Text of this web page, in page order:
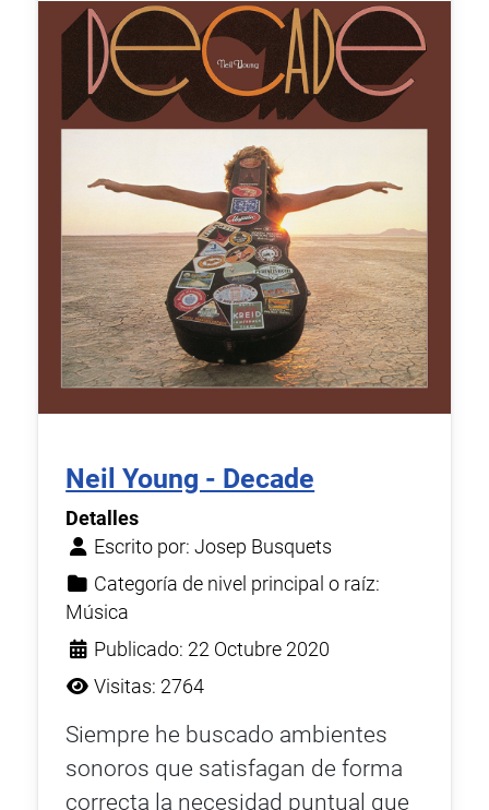
Neil Young - Decade
Detalles
Escrito por:Josep Busquets
Categoría de nivel principal o raíz:
Música
Publicado: 22 Octubre 2020
Visitas: 2764
Siempre he buscado ambientes
sonoros que satisfagan de forma
correcta la necesidad puntual que